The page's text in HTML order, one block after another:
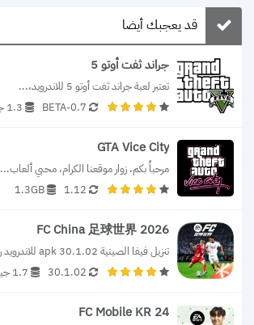
قد يعجبك أيضا
جراند ثفت أوتو 5
تعتبر لعبة جراند ثفت أوتو 5 للاندرويد،...
0.7-BETA
1.3 جيجابايت
GTA Vice City
مرحباً بكم، زوار موقعنا الكرام، محبي ألعاب...
1.12
1.3GB
FC China 足球世界 2026
تنزيل فيفا الصينية 30.1.02 apk للاندرويد رابط...
30.1.02
1.7 جيجابايت
FC Mobile KR 24